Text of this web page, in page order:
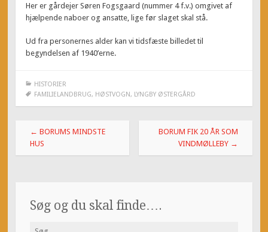
Her er gårdejer Søren Fogsgaard (nummer 4 f.v.) omgivet af
hjælpende naboer og ansatte, lige før slaget skal stå.
Ud fra personernes alder kan vi tidsfæste billedet til
begyndelsen af 1940’erne.
HISTORIER
FAMILIELANDBRUG, HØSTVOGN, LYNGBY ØSTERGÅRD
Post
navigation
← BORUMS MINDSTE
HUS
BORUM FIK 20 ÅR SOM
VINDMØLLEBY →
Søg og du skal finde….
Søg